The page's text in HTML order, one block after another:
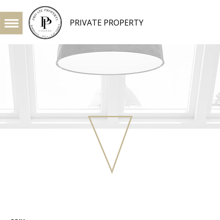
PRIVATE PROPERTY